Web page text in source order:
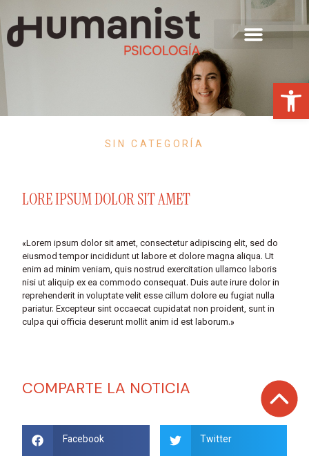
Abrir
SIN CATEGORÍA
LORE IPSUM DOLOR SIT AMET
«Lorem ipsum dolor sit amet, consectetur adipiscing elit, sed do
eiusmod tempor incididunt ut labore et dolore magna aliqua. Ut
enim ad minim veniam, quis nostrud exercitation ullamco laboris
nisi ut aliquip ex ea commodo consequat. Duis aute irure dolor in
reprehenderit in voluptate velit esse cillum dolore eu fugiat nulla
pariatur. Excepteur sint occaecat cupidatat non proident, sunt in
culpa qui officia deserunt mollit anim id est laborum.»
COMPARTE LA NOTICIA
Facebook Twitter